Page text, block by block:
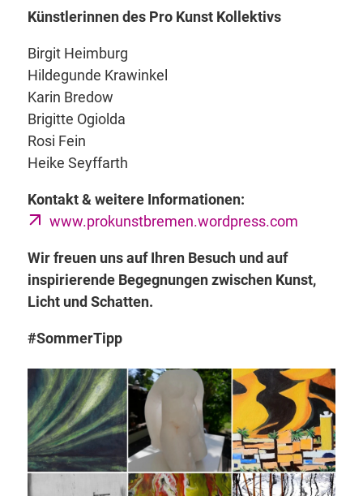
Künstlerinnen des Pro Kunst Kollektivs
Birgit Heimburg
Hildegunde Krawinkel
Karin Bredow
Brigitte Ogiolda
Rosi Fein
Heike Seyffarth
Kontakt & weitere Informationen:
www.prokunstbremen.wordpress.com
Wir freuen uns auf Ihren Besuch und auf
inspirierende Begegnungen zwischen Kunst,
Licht und Schatten.
#SommerTipp